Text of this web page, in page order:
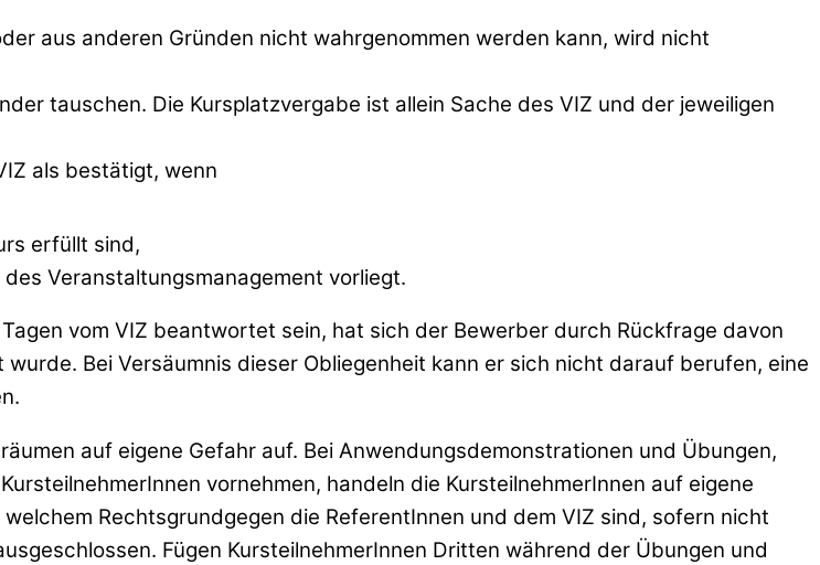
aus anderen Gründen nicht wahrgenommen werden kann, wird nicht
tauschen. Die Kursplatzvergabe ist allein Sache des VIZ und der jeweiligen
als bestätigt, wenn
erfüllt sind,
Veranstaltungsmanagement vorliegt.
vom VIZ beantwortet sein, hat sich der Bewerber durch Rückfrage davon
Bei Versäumnis dieser Obliegenheit kann er sich nicht darauf berufen, eine
auf eigene Gefahr auf. Bei Anwendungsdemonstrationen und Übungen,
vornehmen, handeln die KursteilnehmerInnen auf eigene
Rechtsgrundgegen die ReferentInnen und dem VIZ sind, sofern nicht
Fügen KursteilnehmerInnen Dritten während der Übungen und